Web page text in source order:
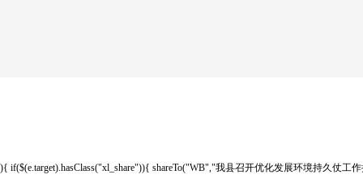
){ if($(e.target).hasClass("xl_share")){ shareTo("WB","我县召开优化发展环境持久仗